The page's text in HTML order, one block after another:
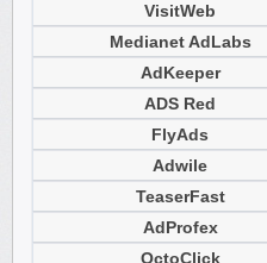
VisitWeb
Medianet AdLabs
AdKeeper
ADS Red
FlyAds
Adwile
TeaserFast
AdProfex
OctoClick